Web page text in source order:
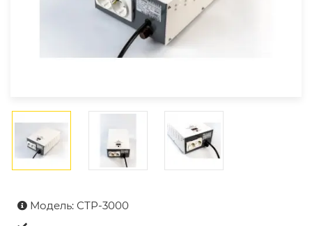
Модель: СТР-3000